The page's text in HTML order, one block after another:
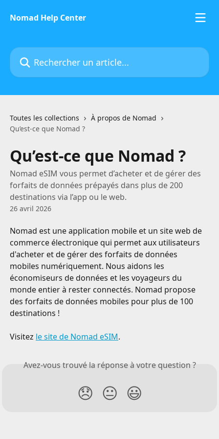
Nomad Help Center
Rechercher un article...
Toutes les collections
À propos de Nomad
Qu’est-ce que Nomad ?
Qu’est-ce que Nomad ?
Nomad eSIM vous permet d’acheter et de gérer des
forfaits de données prépayés dans plus de 200
destinations via l’app ou le web.
26 avril 2026
Nomad est une application mobile et un site web de
commerce électronique qui permet aux utilisateurs
d'acheter et de gérer des forfaits de données
mobiles numériquement. Nous aidons les
économiseurs de données et les voyageurs du
monde entier à rester connectés. Nomad propose
des forfaits de données mobiles pour plus de 100
destinations !
Visitez le site de Nomad eSIM.
Avez-vous trouvé la réponse à votre question ?
😞 😐 😃